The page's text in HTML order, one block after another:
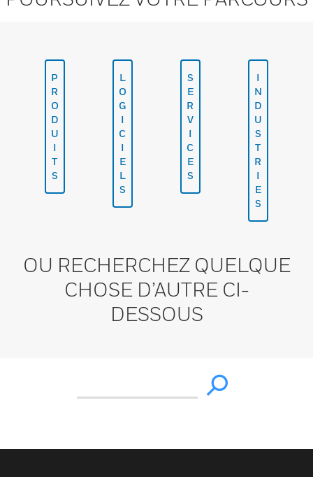
P
R
O
D
U
I
T
S
L
O
G
I
C
I
E
L
S
S
E
R
V
I
C
E
S
I
N
D
U
S
T
R
I
E
S
OU RECHERCHEZ QUELQUE
CHOSE D’AUTRE CI-
DESSOUS